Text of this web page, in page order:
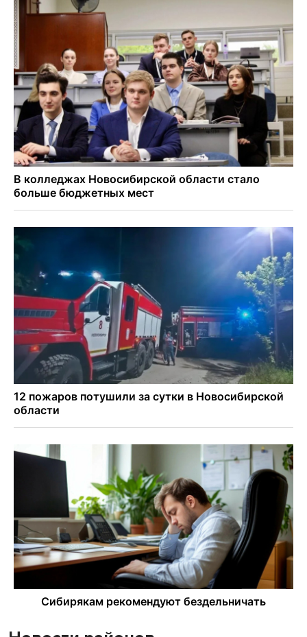
Семь рейсов за сутки отменили в новосибирском
аэропорту Толмачево
В Новосибирске «Лада» сбила восьмиклассника на
велосипеде